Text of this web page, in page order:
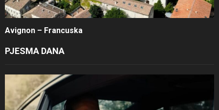
Avignon – Francuska
PJESMA DANA